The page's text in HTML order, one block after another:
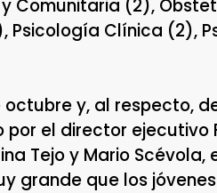
Comunitaria (2),
Psicología Clínica (2),
y, al respecto,
el director ejecutivo
Tejo y Mario Scévola,
grande que los jóvenes